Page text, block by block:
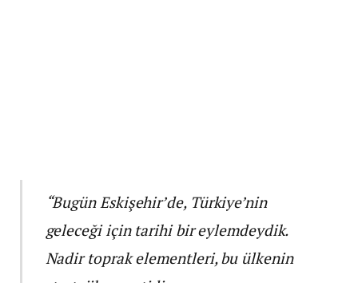
“Bugün Eskişehir’de, Türkiye’nin
geleceği için tarihi bir eylemdeydik.
Nadir toprak elementleri, bu ülkenin